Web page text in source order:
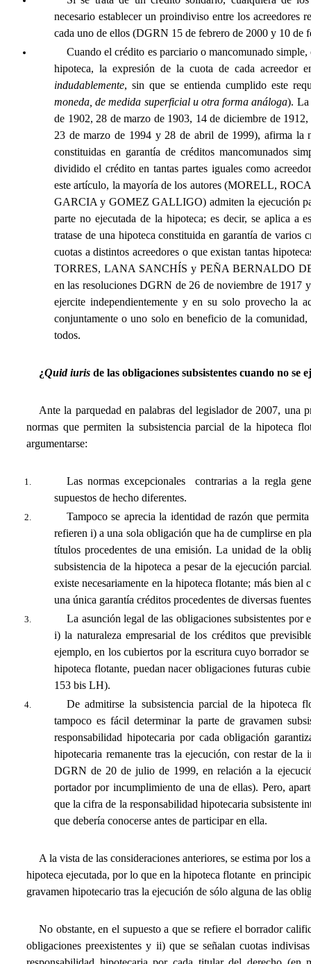
necesario establecer un proindiviso entre los acreedores
cada uno de ellos (DGRN 15 de febrero de 2000 y 10 de
Cuando el crédito es parciario o mancomunado
hipoteca, la expresión de la cuota de cada acreedor
indudablemente, sin que se entienda cumplido este
moneda, de medida superficial u otra forma análoga).
de 1902, 28 de marzo de 1903, 14 de diciembre de
23 de marzo de 1994 y 28 de abril de 1999), afirma la
constituidas en garantía de créditos mancomunados
dividido el crédito en tantas partes iguales como
este artículo, la mayoría de los autores (MORELL,
GARCIA y GOMEZ GALLIGO) admiten la ejecución
parte no ejecutada de la hipoteca; es decir, se aplica a
tratase de una hipoteca constituida en garantía de varios
cuotas a distintos acreedores o que existan tantas
TORRES, LANA SANCHÍS y PEÑA BERNALDO DE
en las resoluciones DGRN de 26 de noviembre de 1917
ejercite independientemente y en su solo provecho la
conjuntamente o uno solo en beneficio de la
todos.
¿Quid iuris de las obligaciones subsistentes cuando no
Ante la parquedad en palabras del legislador de 2007, una
normas que permiten la subsistencia parcial de la hipoteca
argumentarse:
Las normas excepcionales  contrarias a la regla
supuestos de hecho diferentes.
Tampoco se aprecia la identidad de razón que
refieren i) a una sola obligación que ha de cumplirse en
títulos procedentes de una emisión. La unidad de la
subsistencia de la hipoteca a pesar de la ejecución
existe necesariamente en la hipoteca flotante; más bien
una única garantía créditos procedentes de diversas
La asunción legal de las obligaciones subsistentes por
i) la naturaleza empresarial de los créditos que
ejemplo, en los cubiertos por la escritura cuyo borrador
hipoteca flotante, puedan nacer obligaciones futuras
153 bis LH).
De admitirse la subsistencia parcial de la hipoteca
tampoco es fácil determinar la parte de gravamen
responsabilidad hipotecaria por cada obligación
hipotecaria remanente tras la ejecución, con restar de
DGRN de 20 de julio de 1999, en relación a la
portador por incumplimiento de una de ellas). Pero,
que la cifra de la responsabilidad hipotecaria subsistente
que debería conocerse antes de participar en ella.
A la vista de las consideraciones anteriores, se estima por los
hipoteca ejecutada, por lo que en la hipoteca flotante  en
gravamen hipotecario tras la ejecución de sólo alguna de las
No obstante, en el supuesto a que se refiere el borrador
obligaciones preexistentes y ii) que se señalan cuotas